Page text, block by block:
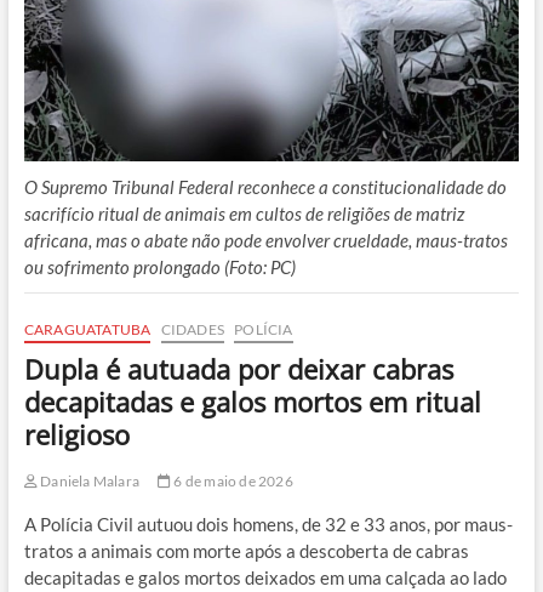
O Supremo Tribunal Federal reconhece a constitucionalidade do
sacrifício ritual de animais em cultos de religiões de matriz
africana, mas o abate não pode envolver crueldade, maus-tratos
ou sofrimento prolongado (Foto: PC)
CARAGUATATUBA CIDADES POLÍCIA
Dupla é autuada por deixar cabras
decapitadas e galos mortos em ritual
religioso
Daniela Malara 6 de maio de 2026
A Polícia Civil autuou dois homens, de 32 e 33 anos, por maus-
tratos a animais com morte após a descoberta de cabras
decapitadas e galos mortos deixados em uma calçada ao lado